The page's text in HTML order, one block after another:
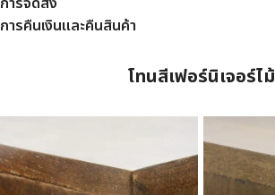
การคืนเงินและคืนสินค้า
โทนสีเฟอร์นิเจอร์ไม้